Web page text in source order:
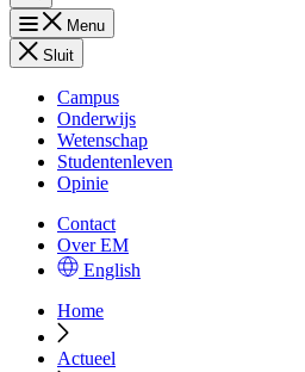
Menu
Sluit
Campus
Onderwijs
Wetenschap
Studentenleven
Opinie
Contact
Over EM
English
Home
Actueel